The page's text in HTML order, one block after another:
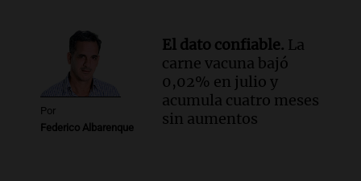
Por
Federico Albarenque
El dato confiable. La
carne vacuna bajó
0,02% en julio y
acumula cuatro meses
sin aumentos